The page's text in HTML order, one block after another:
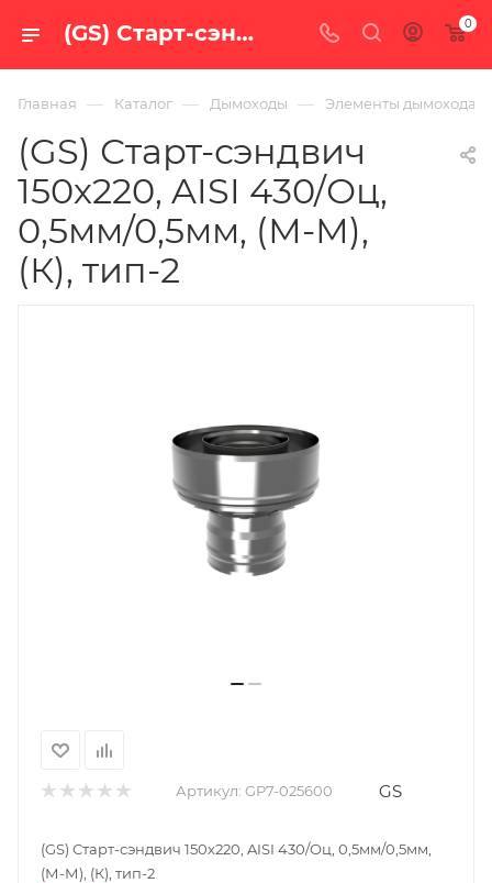
(GS) Старт-сэндвич 150х220, AISI 430/Оц, 0,5мм/0,5мм, (М-М), (К), тип-2 — купить в Екатеринбурге по цене 921 руб. в интернет-магазине «100 печей.ру» 0
Главная — Каталог — Дымоходы — Элементы дымохода
(GS) Старт-сэндвич
150х220, AISI 430/Оц,
0,5мм/0,5мм, (М-М),
(К), тип-2
Артикул: GP7-025600 GS
(GS) Старт-сэндвич 150х220, AISI 430/Оц, 0,5мм/0,5мм,
(М-М), (К), тип-2